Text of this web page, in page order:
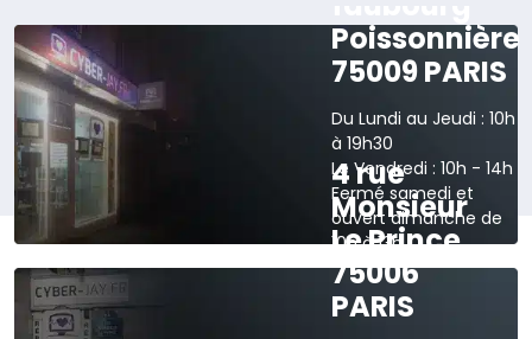
Poissonnière
75009 PARIS
Du Lundi au Jeudi : 10h
à 19h30
Le Vendredi : 10h - 14h
Fermé samedi et
ouvert dimanche de
10h à 13h
Voir sur la carte
4 rue
Monsieur
Le Prince
75006
PARIS